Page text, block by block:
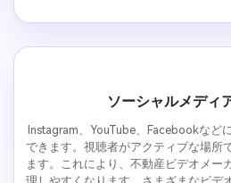
ソーシャルメディ
Instagram、YouTube、Facebookなど
できます。視聴者がアクティブな場所
ます。これにより、不動産ビデオメー